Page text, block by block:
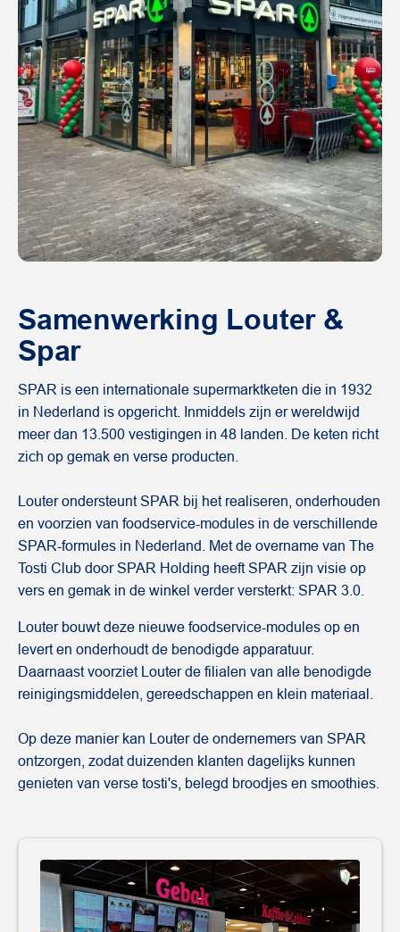
Samenwerking Louter &
Spar
SPAR is een internationale supermarktketen die in 1932
in Nederland is opgericht. Inmiddels zijn er wereldwijd
meer dan 13.500 vestigingen in 48 landen. De keten richt
zich op gemak en verse producten.
Louter ondersteunt SPAR bij het realiseren, onderhouden
en voorzien van foodservice-modules in de verschillende
SPAR-formules in Nederland. Met de overname van The
Tosti Club door SPAR Holding heeft SPAR zijn visie op
vers en gemak in de winkel verder versterkt: SPAR 3.0.
Louter bouwt deze nieuwe foodservice-modules op en
levert en onderhoudt de benodigde apparatuur.
Daarnaast voorziet Louter de filialen van alle benodigde
reinigingsmiddelen, gereedschappen en klein materiaal.
Op deze manier kan Louter de ondernemers van SPAR
ontzorgen, zodat duizenden klanten dagelijks kunnen
genieten van verse tosti's, belegd broodjes en smoothies.‌‌